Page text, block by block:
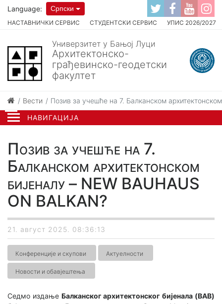
НАВИГАЦИЈА
НАСТАВНИЧКИ СЕРВИС СТУДЕНТСКИ СЕРВИС УПИС 2026/2027
Language: Српски
Универзитет у Бањој Луци
Архитектонско-
грађевинско-геодетски
факултет
Вести Позив за учешће на 7. Балканском
Позив за учешће на 7.
Балканском архитектонском
бијеналу – NEW BAUHAUS
ON BALKAN?
21. август 2025. 08:36:13
Конференције и скупови Актуелности
Новости и обавјештења
Седмо издање Балканског архитектонског бијенала (BAB)